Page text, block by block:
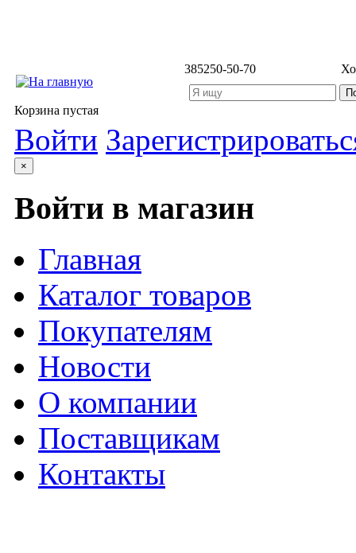
385250-50-70
Корзина пустая
Войти
×
Войти в магазин
Главная
Каталог товаров
Покупателям
Новости
О компании
Поставщикам
Контакты